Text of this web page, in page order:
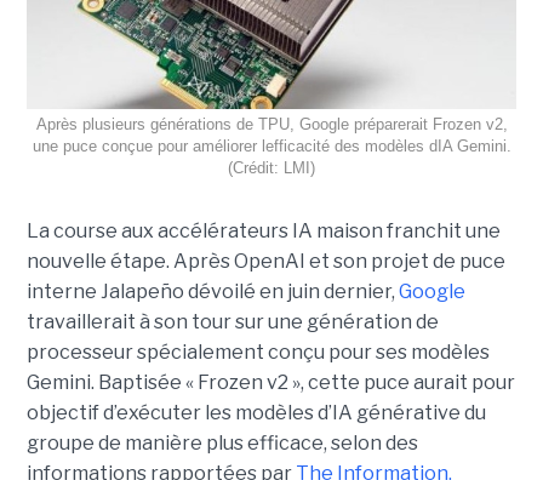
Après plusieurs générations de TPU, Google préparerait Frozen v2,
une puce conçue pour améliorer lefficacité des modèles dIA Gemini.
(Crédit: LMI)
La course aux accélérateurs IA maison franchit une
nouvelle étape. Après OpenAI et son projet de puce
interne Jalapeño dévoilé en juin dernier, Google
travaillerait à son tour sur une génération de
processeur spécialement conçu pour ses modèles
Gemini. Baptisée « Frozen v2 », cette puce aurait pour
objectif d’exécuter les modèles d’IA générative du
groupe de manière plus efficace, selon des
informations rapportées par The Information.